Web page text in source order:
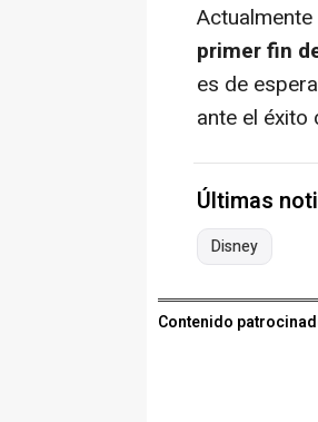
primer fin
es de
ante el éxito
Últimas
Disney
Contenido